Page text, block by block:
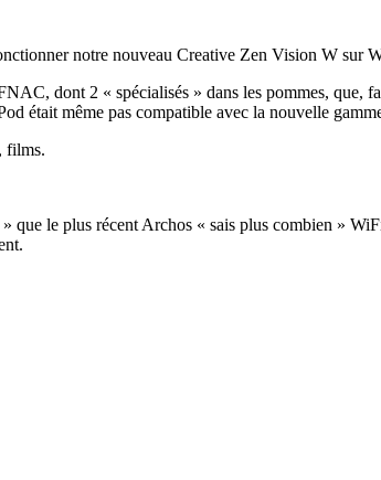
notre nouveau Creative Zen Vision W sur
dont 2 « spécialisés » dans les pommes, que,
était même pas compatible avec la nouvelle
films.
le plus récent Archos « sais plus combien »